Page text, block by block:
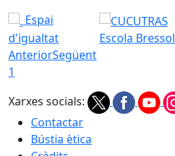
Espai
d'igualtat
Escola Bressol
AnteriorSegüent
1
Xarxes socials:
Contactar
Bústia ètica